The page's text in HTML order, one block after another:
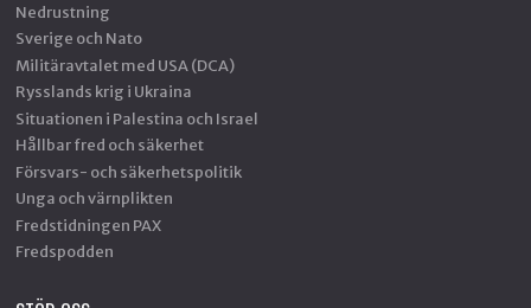
Nedrustning
Sverige och Nato
Militäravtalet med USA (DCA)
Rysslands krig i Ukraina
Situationen i Palestina och Israel
Hållbar fred och säkerhet
Försvars- och säkerhetspolitik
Unga och värnplikten
Fredstidningen PAX
Fredspodden